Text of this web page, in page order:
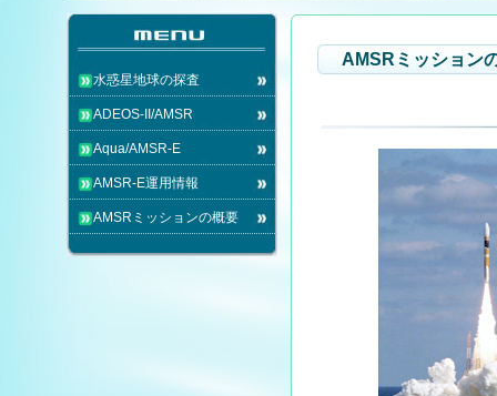
水惑星地球の探査
ADEOS-II/AMSR
Aqua/AMSR-E
AMSR-E運用情報
AMSRミッションの概要
AMSRミッション